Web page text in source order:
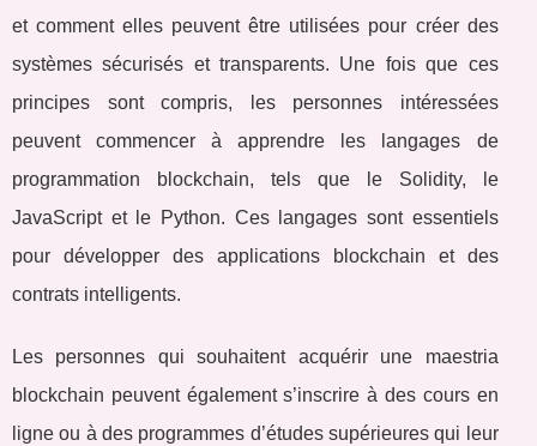
et comment elles peuvent être utilisées pour créer des
systèmes sécurisés et transparents. Une fois que ces
principes sont compris, les personnes intéressées
peuvent commencer à apprendre les langages de
programmation blockchain, tels que le Solidity, le
JavaScript et le Python. Ces langages sont essentiels
pour développer des applications blockchain et des
contrats intelligents.
Les personnes qui souhaitent acquérir une maestria
blockchain peuvent également s’inscrire à des cours en
ligne ou à des programmes d’études supérieures qui leur